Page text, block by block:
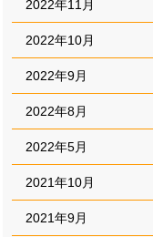
2022年11月
2022年10月
2022年9月
2022年8月
2022年5月
2021年10月
2021年9月